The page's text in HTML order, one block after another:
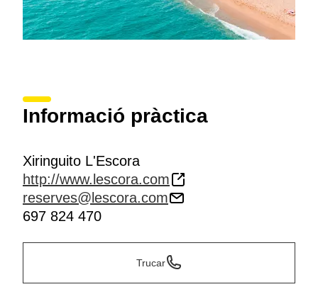
Informació pràctica
Xiringuito L'Escora
http://www.lescora.com
reserves@lescora.com
697 824 470
Trucar